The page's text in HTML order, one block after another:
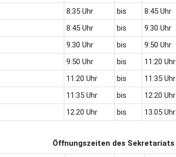
8:35 Uhr bis
8:45 Uhr
8:45 Uhr bis
9.30 Uhr
9.30 Uhr bis
9:50 Uhr
9:50 Uhr bis
11:20 Uhr
11:20 Uhr bis
11:35 Uhr
11:35 Uhr bis
12:20 Uhr
12.20 Uhr bis 13.05 Uhr
Öffnungszeiten des Sekretariats